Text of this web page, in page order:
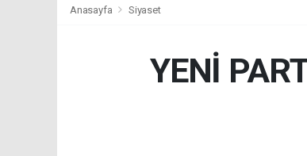
Anasayfa Siyaset
YENİ